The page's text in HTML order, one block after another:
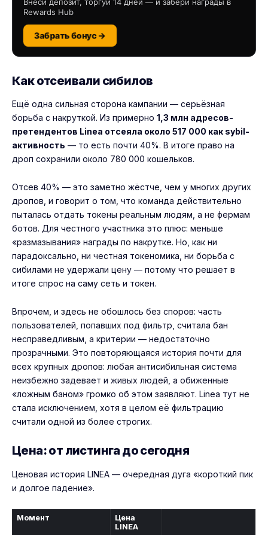
Rewards Hub
Забрать бонус →
Как отсеивали сибилов
Ещё одна сильная сторона кампании — серьёзная
борьба с накруткой. Из примерно 1,3 млн адресов-
претендентов Linea отсеяла около 517 000 как sybil-
активность — то есть почти 40%. В итоге право на
дроп сохранили около 780 000 кошельков.
Отсев 40% — это заметно жёстче, чем у многих других
дропов, и говорит о том, что команда действительно
пыталась отдать токены реальным людям, а не фермам
ботов. Для честного участника это плюс: меньше
«размазывания» награды по накрутке. Но, как ни
парадоксально, ни честная токеномика, ни борьба с
сибилами не удержали цену — потому что решает в
итоге спрос на саму сеть и токен.
Впрочем, и здесь не обошлось без споров: часть
пользователей, попавших под фильтр, считала бан
несправедливым, а критерии — недостаточно
прозрачными. Это повторяющаяся история почти для
всех крупных дропов: любая антисибильная система
неизбежно задевает и живых людей, а обиженные
«ложным баном» громко об этом заявляют. Linea тут не
стала исключением, хотя в целом её фильтрацию
считали одной из более строгих.
Цена: от листинга до сегодня
Ценовая история LINEA — очередная дуга «короткий пик
и долгое падение».
Момент
Цена
LINEA